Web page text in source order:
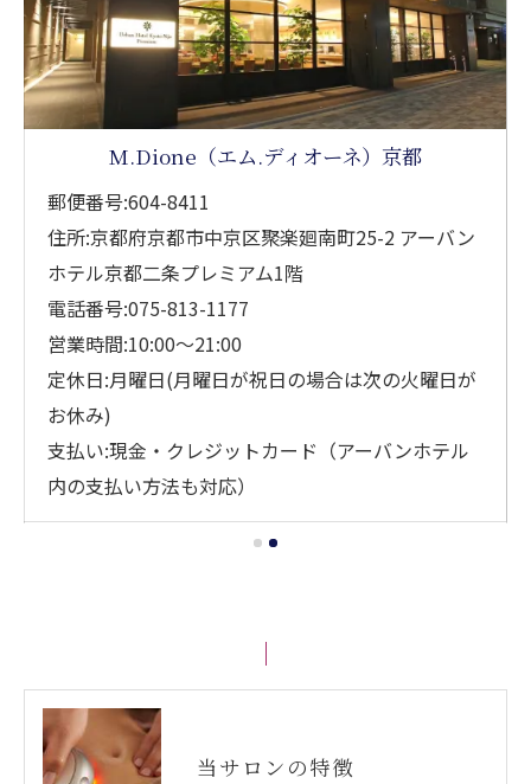
M.Dione（エム.ディオーネ）京都
郵便番号:604-8411
住所:京都府京都市中京区聚楽廻南町25-2 アーバン
ホテル京都二条プレミアム1階
電話番号:075-813-1177
営業時間:10:00～21:00
定休日:月曜日(月曜日が祝日の場合は次の火曜日が
お休み)
支払い:現金・クレジットカード（アーバンホテル
内の支払い方法も対応）
当サロンの特徴